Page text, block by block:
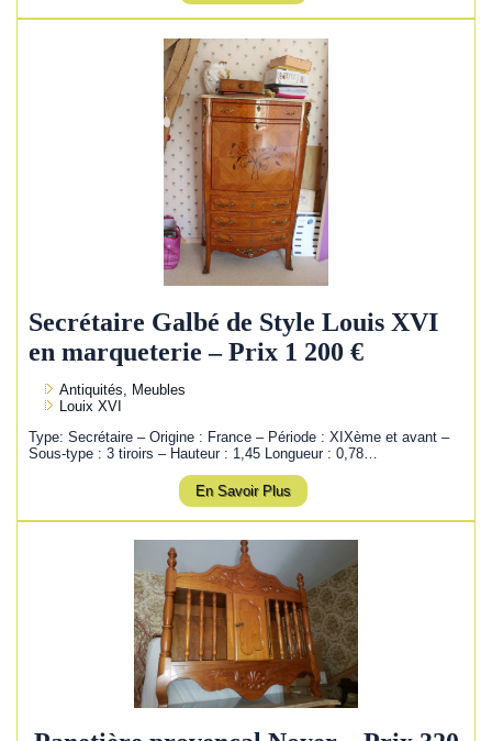
Secrétaire Galbé de Style Louis XVI
en marqueterie – Prix 1 200 €
Antiquités, Meubles
Louix XVI
Type: Secrétaire – Origine : France – Période : XIXème et avant –
Sous-type : 3 tiroirs – Hauteur : 1,45 Longueur : 0,78…
En Savoir Plus